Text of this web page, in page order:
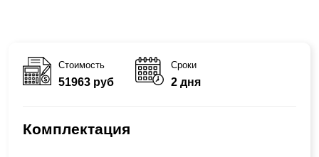
Стоимость
51963 руб
Сроки
2 дня
Комплектация